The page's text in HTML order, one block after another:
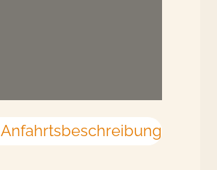
Anfahrtsbeschreibung